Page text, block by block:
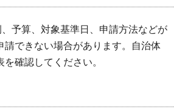
予算、対象基準日、申請方法などが
請できない場合があります。自治体
確認してください。